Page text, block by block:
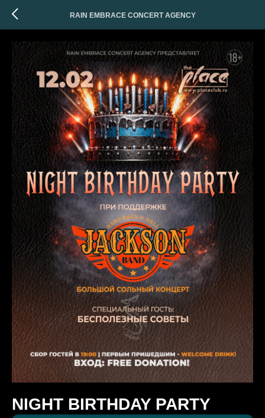
RAIN EMBRACE CONCERT AGENCY
NIGHT BIRTHDAY PARTY